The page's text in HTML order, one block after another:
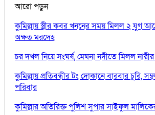
আরো পড়ুন
কুমিল্লায় স্ত্রীর কবর খননের সময় মিলল ২ যুগ
অক্ষত মরদেহ
চর দখল নিয়ে সংঘর্ষ, মেঘনা নদীতে মিলল নারীর
কুমিল্লায় প্রতিবন্ধীর টং দোকানে বারবার চুরি,
পরিবার
কুমিল্লার অতিরিক্ত পুলিশ সুপার সাইফুল